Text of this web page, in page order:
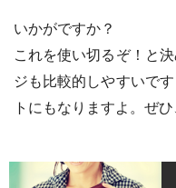
いかがですか？
これを使い切るぞ！と
ジも比較的しやすいで
トにもなりますよ。ぜ